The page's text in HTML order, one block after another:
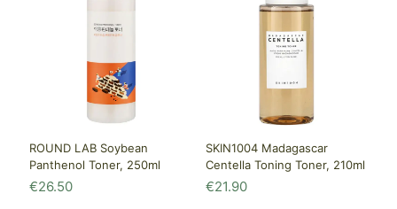
ROUND LAB Soybean
Panthenol Toner, 250ml
€26.50
SKIN1004 Madagascar
Centella Toning Toner, 210ml
€21.90